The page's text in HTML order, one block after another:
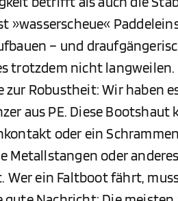
»wasserscheue«
– und
trotzdem nicht langweilen.
zur Robustheit: Wir haben
aus PE. Diese Bootshaut
oder ein
Metallstangen oder
Wer ein Faltboot fährt,